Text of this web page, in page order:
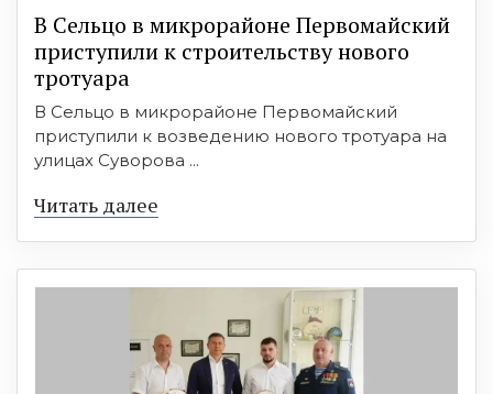
В Сельцо в микрорайоне Первомайский
приступили к строительству нового
тротуара
В Сельцо в микрорайоне Первомайский
приступили к возведению нового тротуара на
улицах Суворова ...
Читать далее